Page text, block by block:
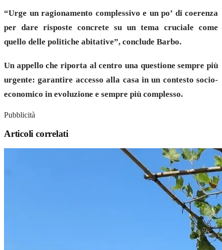
“Urge un ragionamento complessivo e un po’ di coerenza
per dare risposte concrete su un tema cruciale come
quello delle politiche abitative”, conclude Barbo.
Un appello che riporta al centro una questione sempre più
urgente: garantire accesso alla casa in un contesto socio-
economico in evoluzione e sempre più complesso.
Pubblicità
Articoli correlati